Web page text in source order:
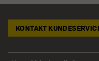
hjemmet og i mange
dermed ikke kun
tændstikker, kaffegrums
KONTAKT